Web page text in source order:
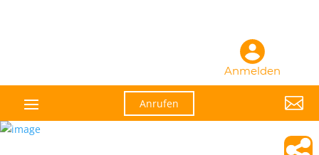
Anmelden
Anrufen 